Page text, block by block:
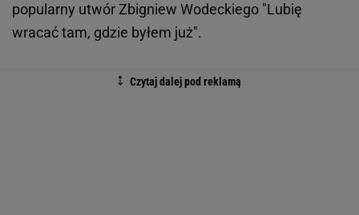
popularny utwór Zbigniew Wodeckiego "Lubię
wracać tam, gdzie byłem już".